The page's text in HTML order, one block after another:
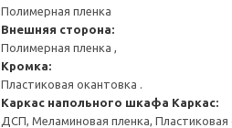
Полимерная пленка
Внешняя сторона:
Полимерная пленка ,
Кромка:
Пластиковая окантовка .
Каркас напольного шкафа Каркас:
ДСП, Меламиновая пленка, Пластиковая